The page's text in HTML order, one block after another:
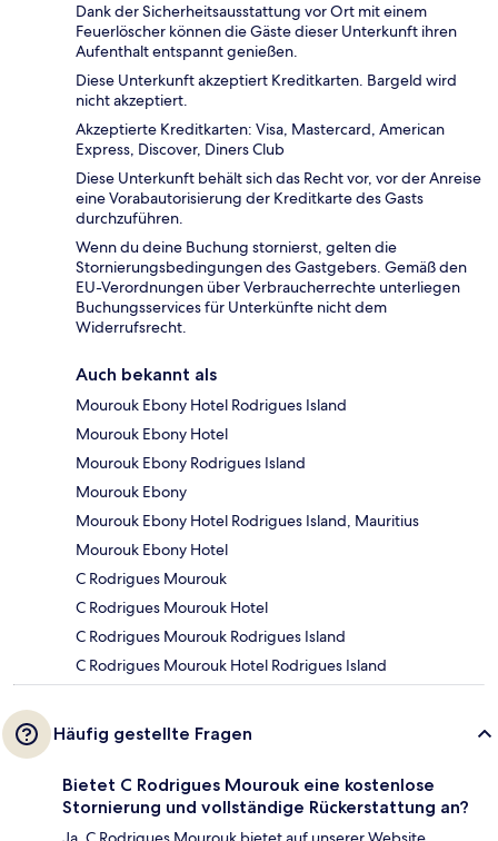
Dank der Sicherheitsausstattung vor Ort mit einem
Feuerlöscher können die Gäste dieser Unterkunft ihren
Aufenthalt entspannt genießen.
Diese Unterkunft akzeptiert Kreditkarten. Bargeld wird
nicht akzeptiert.
Akzeptierte Kreditkarten: Visa, Mastercard, American
Express, Discover, Diners Club
Diese Unterkunft behält sich das Recht vor, vor der Anreise
eine Vorabautorisierung der Kreditkarte des Gasts
durchzuführen.
Wenn du deine Buchung stornierst, gelten die
Stornierungsbedingungen des Gastgebers. Gemäß den
EU-Verordnungen über Verbraucherrechte unterliegen
Buchungsservices für Unterkünfte nicht dem
Widerrufsrecht.
Auch bekannt als
Mourouk Ebony Hotel Rodrigues Island
Mourouk Ebony Hotel
Mourouk Ebony Rodrigues Island
Mourouk Ebony
Mourouk Ebony Hotel Rodrigues Island, Mauritius
Mourouk Ebony Hotel
C Rodrigues Mourouk
C Rodrigues Mourouk Hotel
C Rodrigues Mourouk Rodrigues Island
C Rodrigues Mourouk Hotel Rodrigues Island
Häufig gestellte Fragen
Bietet C Rodrigues Mourouk eine kostenlose
Stornierung und vollständige Rückerstattung an?